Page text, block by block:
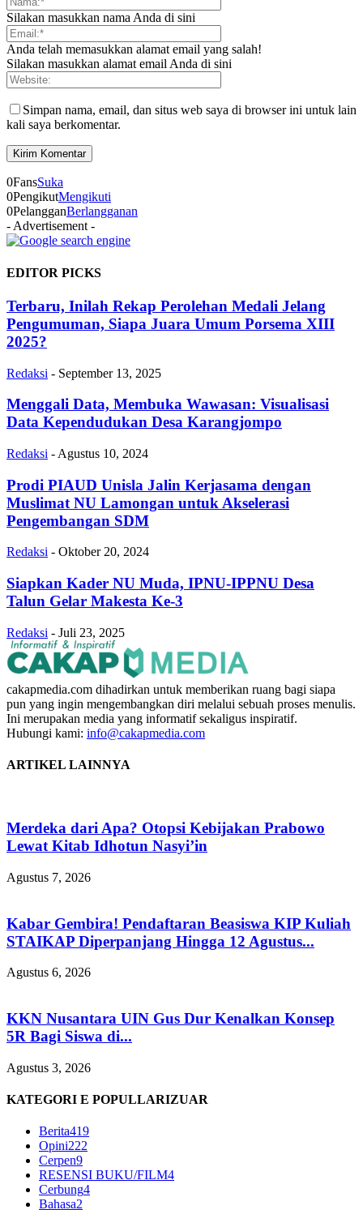
Silakan masukkan nama Anda di sini
Anda telah memasukkan alamat email yang salah!
Silakan masukkan alamat email Anda di sini
Simpan nama, email, dan situs web saya di browser ini untuk lain
kali saya berkomentar.
0FansSuka
0PengikutMengikuti
0PelangganBerlangganan
- Advertisement -
EDITOR PICKS
Terbaru, Inilah Rekap Perolehan Medali Jelang
Pengumuman, Siapa Juara Umum Porsema XIII
2025?
Redaksi - September 13, 2025
Menggali Data, Membuka Wawasan: Visualisasi
Data Kependudukan Desa Karangjompo
Redaksi - Agustus 10, 2024
Prodi PIAUD Unisla Jalin Kerjasama dengan
Muslimat NU Lamongan untuk Akselerasi
Pengembangan SDM
Redaksi - Oktober 20, 2024
Siapkan Kader NU Muda, IPNU-IPPNU Desa
Talun Gelar Makesta Ke-3
Redaksi - Juli 23, 2025
cakapmedia.com dihadirkan untuk memberikan ruang bagi siapa
pun yang ingin mengembangkan diri melalui sebuah proses menulis.
Ini merupakan media yang informatif sekaligus inspiratif.
Hubungi kami: info@cakapmedia.com
ARTIKEL LAINNYA
Merdeka dari Apa? Otopsi Kebijakan Prabowo
Lewat Kitab Idhotun Nasyi’in
Agustus 7, 2026
Kabar Gembira! Pendaftaran Beasiswa KIP Kuliah
STAIKAP Diperpanjang Hingga 12 Agustus...
Agustus 6, 2026
KKN Nusantara UIN Gus Dur Kenalkan Konsep
5R Bagi Siswa di...
Agustus 3, 2026
KATEGORI E POPULLARIZUAR
Berita419
Opini222
Cerpen9
RESENSI BUKU/FILM4
Cerbung4
Bahasa2